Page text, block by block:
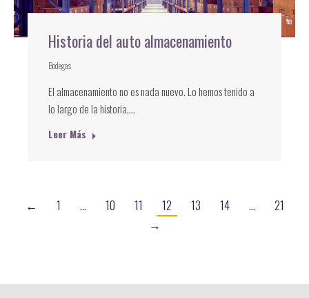
Historia del auto almacenamiento
Bodegas
El almacenamiento no es nada nuevo. Lo hemos tenido a
lo largo de la historia,…
Leer Más
← 1 … 10 11 12 13 14 …
21
→